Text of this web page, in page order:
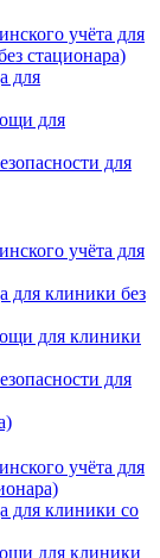
учёта для
стационара)
для
для
для
учёта для
для клиники без
для клиники
для
учёта для
для клиники со
для клиники